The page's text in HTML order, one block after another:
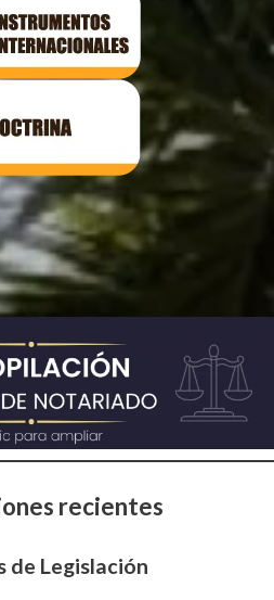
recientes
de Legislación